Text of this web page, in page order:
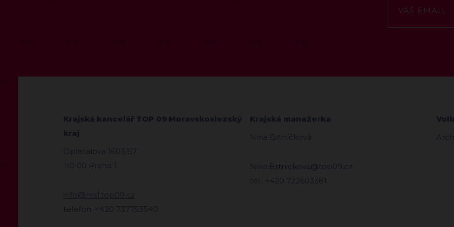
Krajská kancelář TOP 09 Moravskoslezský
kraj
Opletalova 1603/57
110 00 Praha 1
info@msl.top09.cz
telefon: +420 737753540
Krajská manažerka
Nina Brtníčková
Nina.Brtnickova@top09.cz
tel.: +420 722603381